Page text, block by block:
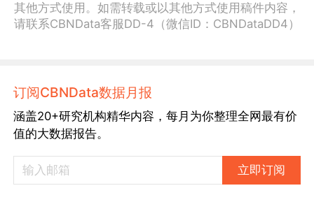
其他方式使用。如需转载或以其他方式使用稿件内容，
请联系CBNData客服DD-4（微信ID：CBNDataDD4）
订阅CBNData数据月报
涵盖20+研究机构精华内容，每月为你整理全网最有价
值的大数据报告。
立即订阅